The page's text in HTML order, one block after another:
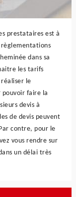
prestataires est à
dans sa
les tarifs
le
pouvoir faire la
devis à
de devis peuvent
contre, pour le
vous rendre sur
un délai très